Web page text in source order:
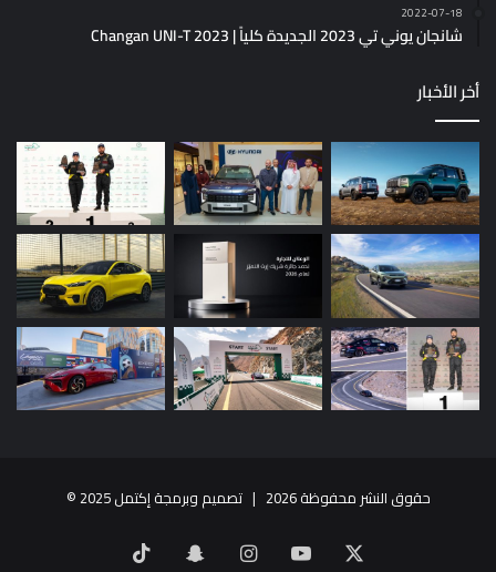
2022-07-18
شانجان يوني تي 2023 الجديدة كلياً | Changan UNI-T 2023
أخر الأخبار
حقوق النشر محفوظة 2026 | تصميم وبرمجة إكتمل 2025 ©
يوتيوب انستقرام سناب